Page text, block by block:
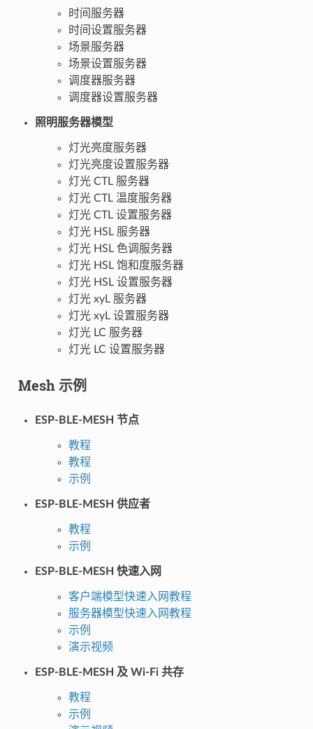
时间服务器
时间设置服务器
场景服务器
场景设置服务器
调度器服务器
调度器设置服务器
照明服务器模型
灯光亮度服务器
灯光亮度设置服务器
灯光 CTL 服务器
灯光 CTL 温度服务器
灯光 CTL 设置服务器
灯光 HSL 服务器
灯光 HSL 色调服务器
灯光 HSL 饱和度服务器
灯光 HSL 设置服务器
灯光 xyL 服务器
灯光 xyL 设置服务器
灯光 LC 服务器
灯光 LC 设置服务器
Mesh 示例
ESP-BLE-MESH 节点
教程
教程
示例
ESP-BLE-MESH 供应者
教程
示例
ESP-BLE-MESH 快速入网
客户端模型快速入网教程
服务器模型快速入网教程
示例
演示视频
ESP-BLE-MESH 及 Wi-Fi 共存
教程
示例